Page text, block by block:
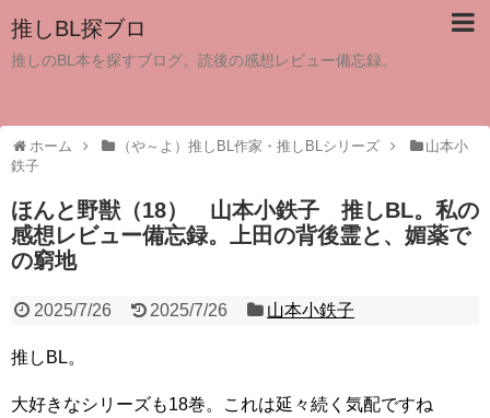
推しBL探ブロ
推しのBL本を探すブログ。読後の感想レビュー備忘録。
ホーム （や～よ）推しBL作家・推しBLシリーズ
山本小
鉄子
ほんと野獣（18） 山本小鉄子 推しBL。私の
感想レビュー備忘録。上田の背後霊と、媚薬で
の窮地
2025/7/26 2025/7/26 山本小鉄子
推しBL。
大好きなシリーズも18巻。これは延々続く気配ですね